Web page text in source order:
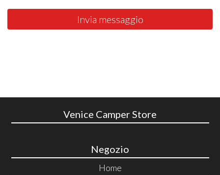
Invia messaggio
Venice Camper Store
Negozio
Home